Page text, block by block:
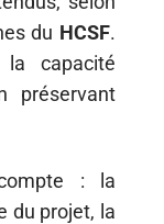
du HCSF.
capacité
préservant
: la
du projet, la